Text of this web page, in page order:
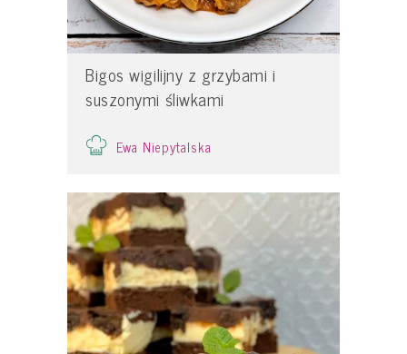
Bigos wigilijny z grzybami i
suszonymi śliwkami
Ewa Niepytalska